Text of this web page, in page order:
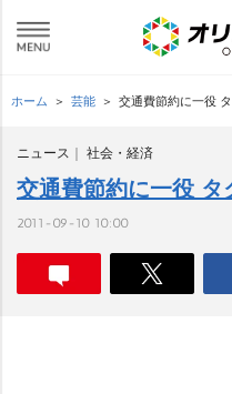
ホーム 芸能 交通費節約に一役
ニュース 社会・経済
交通費節約に一役
2011-09-10 10:00